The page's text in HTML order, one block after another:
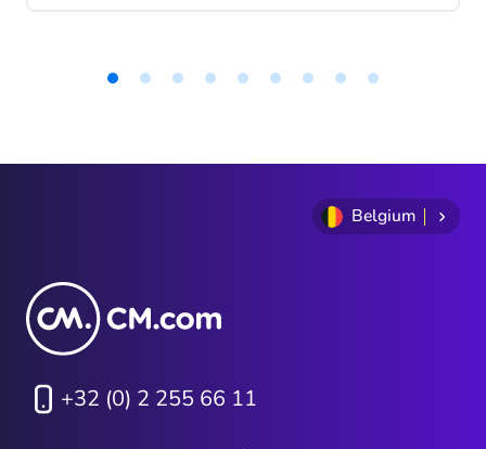
of
Belgium
+32 (0) 2 255 66 11